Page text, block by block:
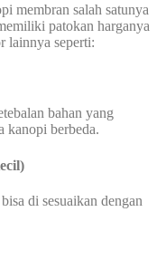
membran salah satunya
patokan harganya
lainnya seperti:
bahan yang
kanopi berbeda.
di sesuaikan dengan